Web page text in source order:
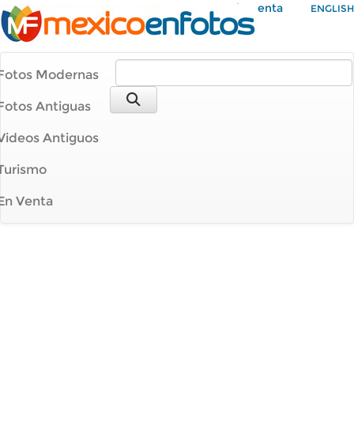
Mi Cuenta ENGLISH
Modernas
Antiguas
Antiguos
Venta